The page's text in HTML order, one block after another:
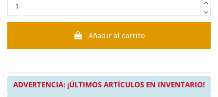
Añadir al carrito
ADVERTENCIA: ¡ÚLTIMOS ARTÍCULOS EN INVENTARIO!